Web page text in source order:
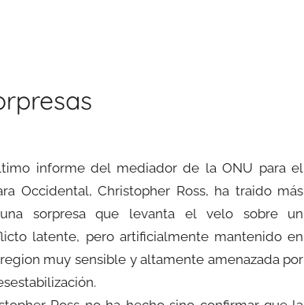
informe del mediador de la ONU para el
Occidental, Christopher Ross, ha traido más
sorpresa que levanta el velo sobre un
latente, pero artificialmente mantenido en
muy sensible y altamente amenazada por